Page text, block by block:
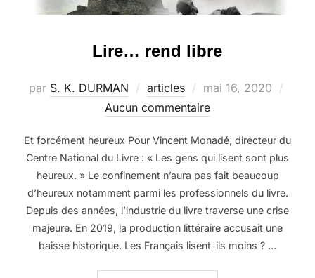
Lire… rend libre
par S. K. DURMAN articles
Publié
le
mai 16, 2020
Aucun commentaire
Et forcément heureux Pour Vincent Monadé, directeur du
Centre National du Livre : « Les gens qui lisent sont plus
heureux. » Le confinement n’aura pas fait beaucoup
d’heureux notamment parmi les professionnels du livre.
Depuis des années, l’industrie du livre traverse une crise
majeure. En 2019, la production littéraire accusait une
baisse historique. Les Français lisent-ils moins ? …